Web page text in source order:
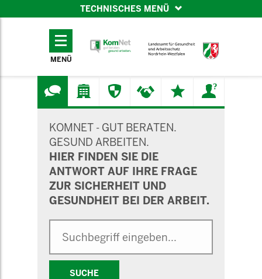
TECHNISCHES MENÜ
TECHNISCHES
MENÜ
KOMNET - GUT BERATEN.
GESUND ARBEITEN.
HIER FINDEN SIE DIE
ANTWORT AUF IHRE FRAGE
ZUR SICHERHEIT UND
GESUNDHEIT BEI DER ARBEIT.
SUCHE